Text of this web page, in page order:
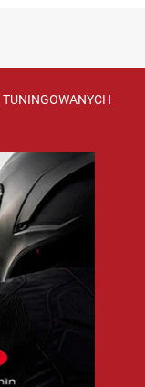
TUNINGOWANYCH